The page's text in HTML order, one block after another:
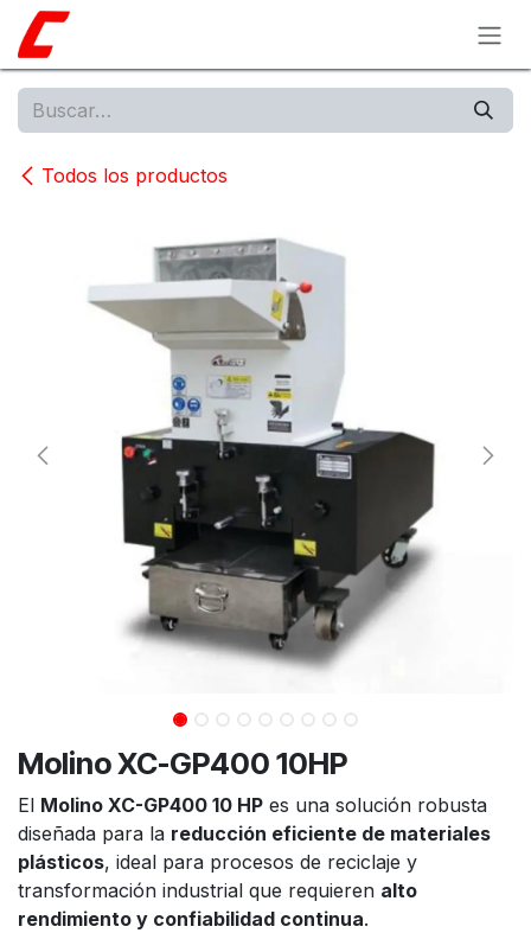
Ir al contenido
Todos los productos
Molino XC-GP400 10HP
El Molino XC-GP400 10 HP es una solución robusta
diseñada para la reducción eficiente de materiales
plásticos, ideal para procesos de reciclaje y
transformación industrial que requieren alto
rendimiento y confiabilidad continua.